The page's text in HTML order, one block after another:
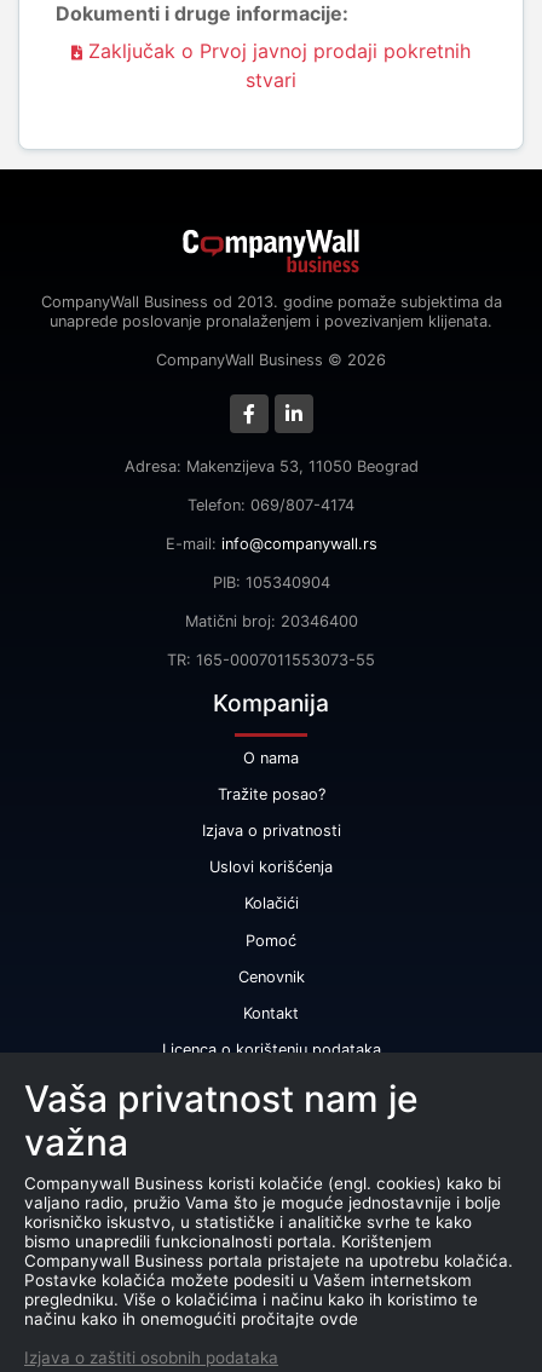
Dokumenti i druge informacije:
Zaključak o Prvoj javnoj prodaji pokretnih
stvari
CompanyWall Business od 2013. godine pomaže subjektima da
unaprede poslovanje pronalaženjem i povezivanjem klijenata.
CompanyWall Business © 2026
Adresa: Makenzijeva 53, 11050 Beograd
Telefon: 069/807-4174
E-mail: info@companywall.rs
PIB: 105340904
Matični broj: 20346400
TR: 165-0007011553073-55
Kompanija
O nama
Tražite posao?
Izjava o privatnosti
Uslovi korišćenja
Kolačići
Pomoć
Cenovnik
Kontakt
Licenca o korištenju podataka
Naše usluge
Bonitetni izveštaj
Sertifikat bonitetne izvrsnosti
Proizvodi
Saradnja sa registrom APR
Vaša privatnost nam je
važna
Companywall Business koristi kolačiće (engl. cookies) kako bi
valjano radio, pružio Vama što je moguće jednostavnije i bolje
korisničko iskustvo, u statističke i analitičke svrhe te kako
bismo unapredili funkcionalnosti portala. Korištenjem
Companywall Business portala pristajete na upotrebu kolačića.
Postavke kolačića možete podesiti u Vašem internetskom
pregledniku. Više o kolačićima i načinu kako ih koristimo te
načinu kako ih onemogućiti pročitajte ovde
Izjava o zaštiti osobnih podataka